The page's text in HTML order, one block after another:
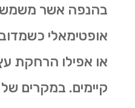
בהנפה אשר
אופטימאלי
או אפילו הרחקת